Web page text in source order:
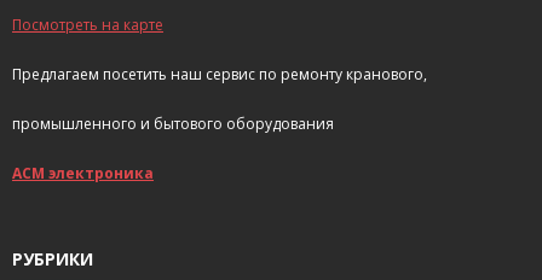
Посмотреть на карте
Предлагаем посетить наш сервис по ремонту кранового,
промышленного и бытового оборудования
АСМ электроника
РУБРИКИ